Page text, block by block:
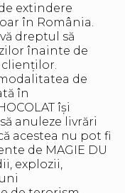
extindere
în România.
dreptul să
înainte de
de
în
își
anuleze livrări
acestea nu pot fi
de MAGIE DU
explozii,